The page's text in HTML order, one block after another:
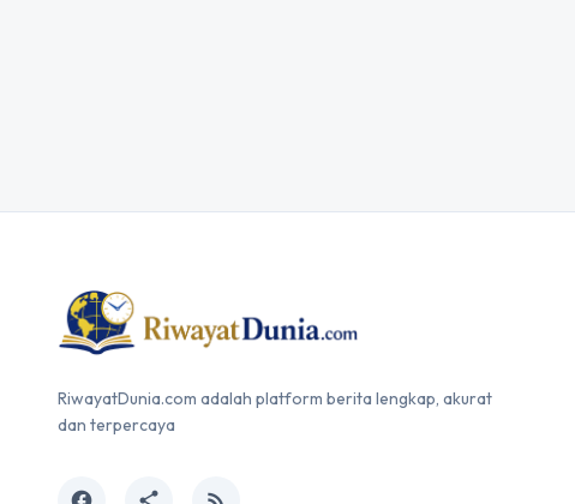
RiwayatDunia.com adalah platform berita lengkap, akurat
dan terpercaya